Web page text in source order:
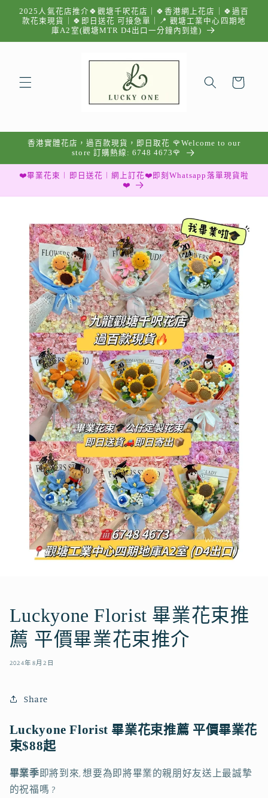
跳至內
容
2025人氣花店推介🍀觀塘千呎花店｜🍀香港網上花店｜🍀過百
款花束現貨｜🍀即日送花 可接急單｜📍 觀塘工業中心四期地
庫A2室(觀塘MTR D4出口一分鐘內到達)
物
香港實體花店，過百款現貨，即日取花 🌹Welcome to our
store 訂購熱線: 6748 4673🌹
❤️畢業花束︱即日送花︱網上訂花❤️即刻Whatsapp落單現貨啦
❤️
Luckyone Florist 畢業花束推
薦 平價畢業花束推介
2024年8月2日
Share
Luckyone Florist 畢業花束推薦 平價畢業花
束$88起
畢業季 即將到來, 想要為即將畢業的親朋好友送上最誠摯
的祝福嗎 ?